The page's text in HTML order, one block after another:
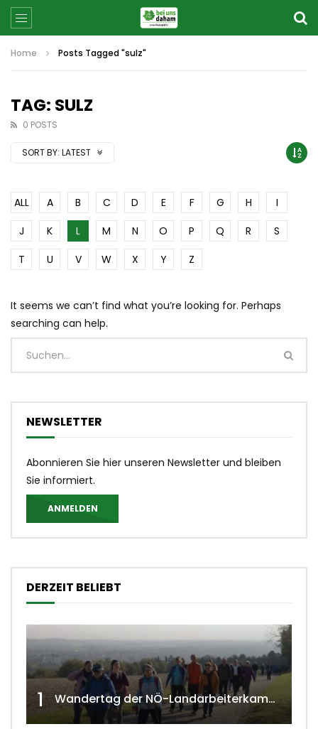
Home Posts Tagged "sulz"
TAG: SULZ
0 POSTS
SORT BY: LATEST
ALL A B C D E F G H
I
J
K L M N O P Q R
S
T
U V W X Y Z
It seems we can’t find what you’re looking for. Perhaps
searching can help.
NEWSLETTER
Abonnieren Sie hier unseren Newsletter und bleiben
Sie informiert.
ANMELDEN
DERZEIT BELIEBT
1 Wandertag der NÖ-Landarbeiterkammer in Hollabrunn 2024